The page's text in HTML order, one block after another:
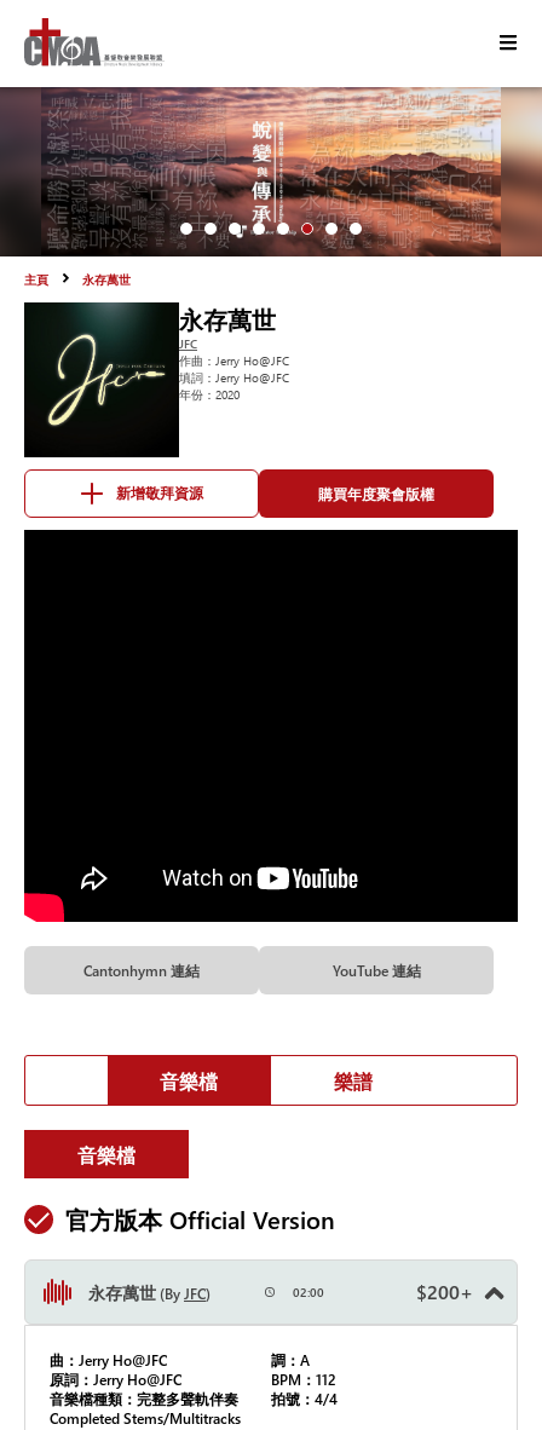
主頁 永存萬世
永存萬世
JFC
作曲： Jerry Ho@JFC
填詞： Jerry Ho@JFC
年份： 2020
新增敬拜資源 購買年度聚會版權
Cantonhymn 連結 YouTube 連結
音樂檔 樂譜
音樂檔
官方版本 Official Version
永存萬世 By JFC 02:00 $200+
曲：Jerry Ho@JFC
原詞：Jerry Ho@JFC
音樂檔種類：完整多聲軌伴奏
Completed Stems/Multitracks
調：A
BPM：112
拍號：4/4